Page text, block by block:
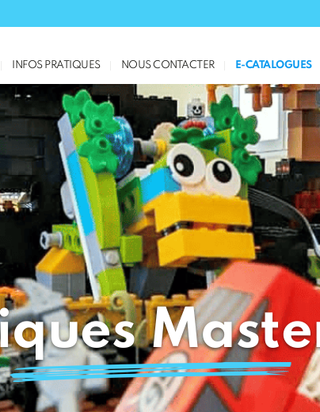
INFOS PRATIQUES NOUS CONTACTER E-CATALOGUES